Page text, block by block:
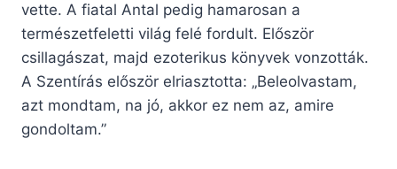
vette. A fiatal Antal pedig hamarosan a
természetfeletti világ felé fordult. Először
csillagászat, majd ezoterikus könyvek vonzották.
A Szentírás először elriasztotta: „Beleolvastam,
azt mondtam, na jó, akkor ez nem az, amire
gondoltam.”